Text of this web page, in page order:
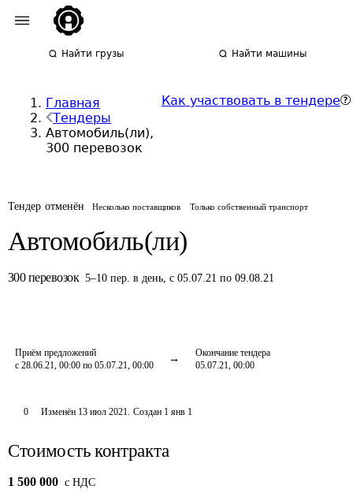
Найти грузы Найти машины
Главная
Тендеры
Автомобиль(ли),
300 перевозок
Как участвовать в тендере
Тендер отменён Несколько поставщиков Только собственный транспорт
Автомобиль(ли)
300 перевозок 5–10 пер. в день,с 05.07.21 по 09.08.21
Приём предложений
с 28.06.21, 00:00 по 05.07.21, 00:00
Окончание тендера
05.07.21, 00:00
0 Изменён 13 июл 2021. Создан 1 янв 1
Стоимость контракта
1 500 000 c НДС